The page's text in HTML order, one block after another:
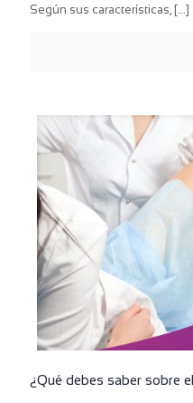
Según sus características, […]
¿Qué debes saber sobre